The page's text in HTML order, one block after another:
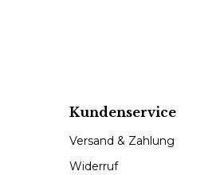
Kundenservice
Versand & Zahlung
Widerruf